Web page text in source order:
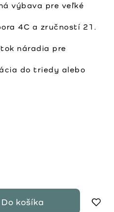
výbava pre veľké
4C a zručností 21.
náradia pre
do triedy alebo
Do košíka